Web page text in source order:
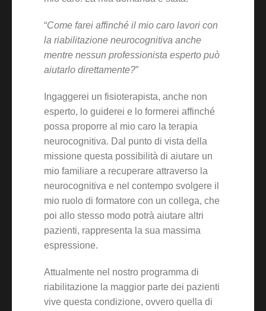
“Come farei affinché il mio caro lavori con
la riabilitazione neurocognitiva anche
mentre nessun professionista esperto può
aiutarlo direttamente?”
Ingaggerei un fisioterapista, anche non
esperto, lo guiderei e lo formerei affinché
possa proporre al mio caro la terapia
neurocognitiva. Dal punto di vista della
missione questa possibilità di aiutare un
mio familiare a recuperare attraverso la
neurocognitiva e nel contempo svolgere il
mio ruolo di formatore con un collega, che
poi allo stesso modo potrà aiutare altri
pazienti, rappresenta la sua massima
espressione.
Attualmente nel nostro programma di
riabilitazione la maggior parte dei pazienti
vive questa condizione, ovvero quella di